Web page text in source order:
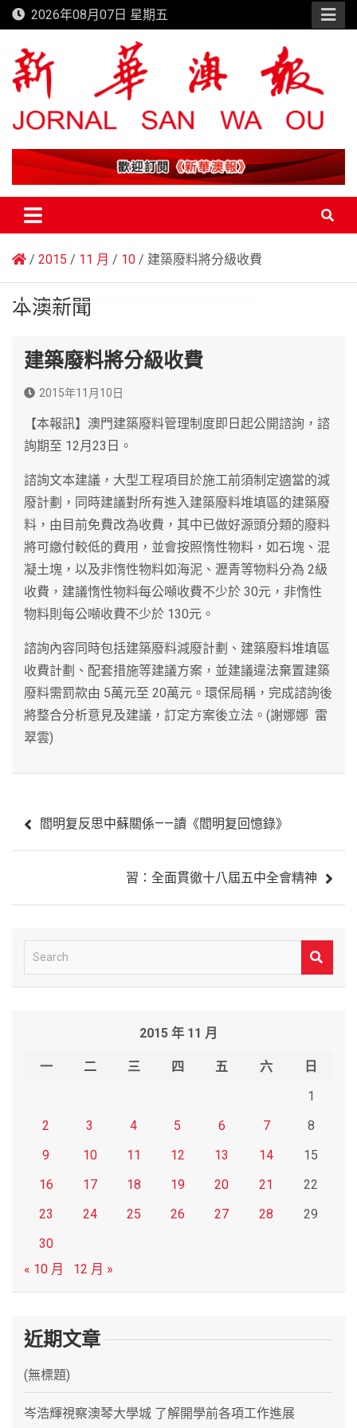
Skip
to
content
2026年08月07日 星期五
新華澳報
2015 11 月 10 建築廢料將分級收費
本澳新聞
建築廢料將分級收費
2015年11月10日
【本報訊】澳門建築廢料管理制度即日起公開諮詢，諮
詢期至 12月23日。
諮詢文本建議，大型工程項目於施工前須制定適當的減
廢計劃，同時建議對所有進入建築廢料堆填區的建築廢
料，由目前免費改為收費，其中已做好源頭分類的廢料
將可繳付較低的費用，並會按照惰性物料，如石塊、混
凝土塊，以及非惰性物料如海泥、瀝青等物料分為 2級
收費，建議惰性物料每公噸收費不少於 30元，非惰性
物料則每公噸收費不少於 130元。
諮詢內容同時包括建築廢料減廢計劃、建築廢料堆填區
收費計劃、配套措施等建議方案，並建議違法棄置建築
廢料需罰款由 5萬元至 20萬元。環保局稱，完成諮詢後
將整合分析意見及建議，訂定方案後立法。(謝娜娜 雷
翠雲)
章
閻明复反思中蘇關係——讀《閻明复回憶錄》
習：全面貫徹十八屆五中全會精神
e
2015 年 11 月
一 二 三 四 五 六
日
1
2
3 4 5 6 7
8
9
10 11 12 13 14
15
16
17 18 19 20 21
22
23
24 25 26 27 28
29
30
« 10 月
12 月 »
近期文章
(無標題)
岑浩輝視察澳琴大學城 了解開學前各項工作進展